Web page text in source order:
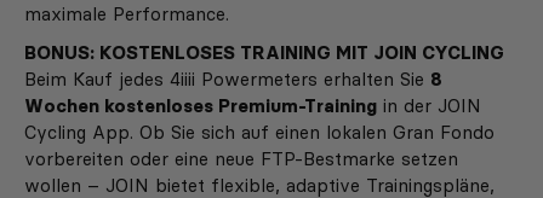
maximale Performance.
BONUS: KOSTENLOSES TRAINING MIT JOIN CYCLING
Beim Kauf jedes 4iiii Powermeters erhalten Sie 8
Wochen kostenloses Premium-Training in der JOIN
Cycling App. Ob Sie sich auf einen lokalen Gran Fondo
vorbereiten oder eine neue FTP-Bestmarke setzen
wollen – JOIN bietet flexible, adaptive Trainingspläne,